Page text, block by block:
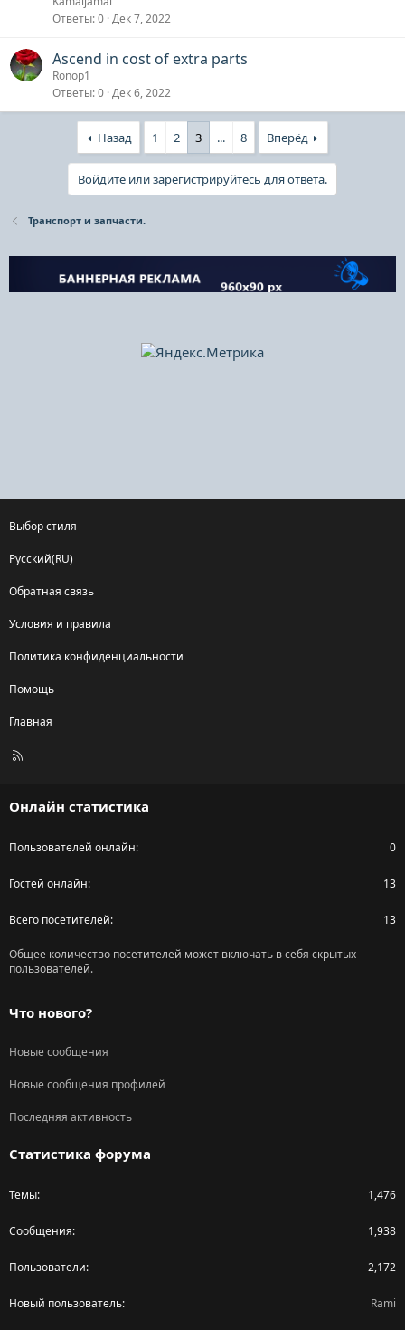
Ответы 0 Дек 7, 2022
Ascend in cost of extra parts
Ronop1
Ответы 0 Дек 6, 2022
Назад 1 2 3 ... 8 Вперёд
Войдите или зарегистрируйтесь для ответа.
Транспорт и запчасти.
Выбор стиля
Русский(RU)
Обратная связь
Условия и правила
Политика конфиденциальности
Помощь
Главная
R
Онлайн статистика
Пользователей онлайн 0
Гостей онлайн 13
Всего посетителей 13
Общее количество посетителей может включать в себя скрытых
пользователей.
Что нового?
Новые сообщения
Новые сообщения профилей
Последняя активность
Статистика форума
Темы 1,476
Сообщения 1,938
Пользователи 2,172
Новый пользователь Rami